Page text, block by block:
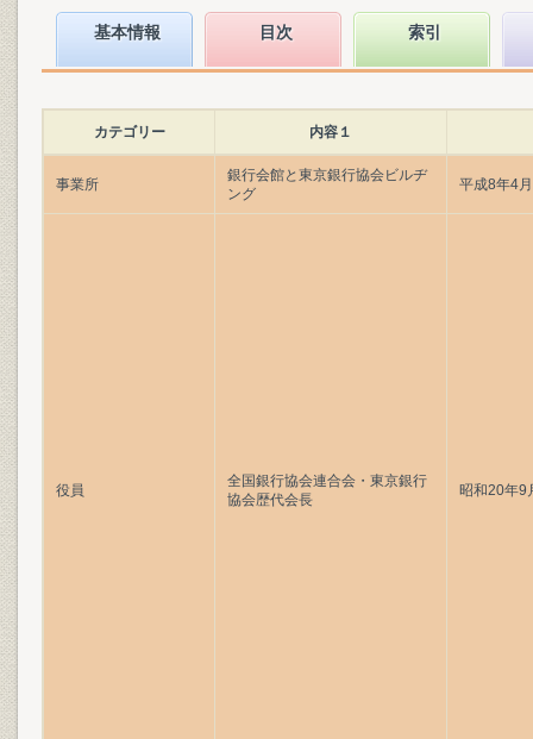
基本情報 目次 索引
カテゴリー 内容１
事業所
銀行会館と東京銀行協会ビルヂ
ング
平成8年4
役員
全国銀行協会連合会・東京銀行
協会歴代会長
昭和20年9